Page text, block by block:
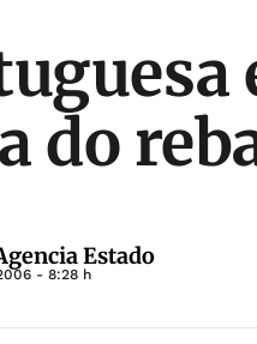
do
Estado
- 8:28 h